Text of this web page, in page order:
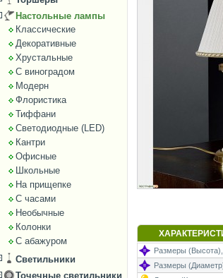
Настольные лампы
Классические
Декоративные
Хрустальные
С виноградом
Модерн
Флористика
Тиффани
Светодиодные (LED)
Кантри
Офисные
Школьные
На прищепке
С часами
Необычные
Колонки
С абажуром
Светильники
Точечные светильники
Размеры
Размеры